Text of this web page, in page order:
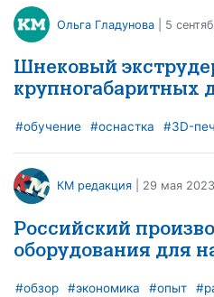
Ольга Гладунова | 5
Шнековый
крупногабаритных
#обучение #оснастка #3D-
КМ редакция | 29 мая 2023
Российский
оборудования для
#обзор #экономика #опыт